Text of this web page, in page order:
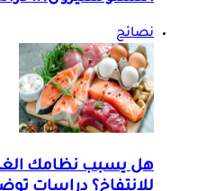
نصائح
هل يسبب نظامك
للانتفاخ؟ دراسات